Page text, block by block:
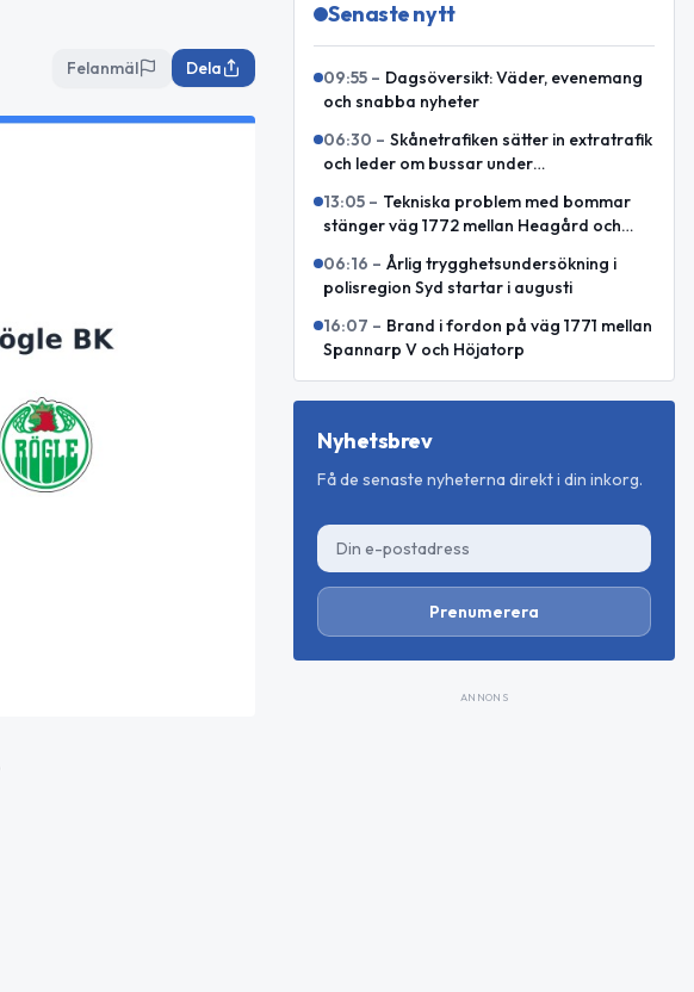
Felanmäl Dela
Senaste nytt
09:55 – Dagsöversikt: Väder, evenemang
och snabba nyheter
06:30 – Skånetrafiken sätter in extratrafik
och leder om bussar under
13:05 – Tekniska problem med bommar
stänger väg 1772 mellan Heagård och
Björnekulla hed
06:16 – Årlig trygghetsundersökning i
polisregion Syd startar i augusti
16:07 – Brand i fordon på väg 1771 mellan
Spannarp V och Höjatorp
Nyhetsbrev
Få de senaste nyheterna direkt i din inkorg.
Prenumerera
ANNONS